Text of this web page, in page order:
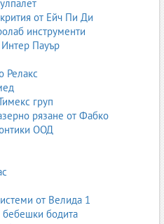
старите автомобили;
вакуумиране, тестове;
течове
прецизност и сертифицирано
за безопасността. Сервизите
от Ейч Пи Ди
инструменти
Интер Пауър
Релакс
груп
рязане от Фабко
ООД
от Велида 1
бебешки бодита